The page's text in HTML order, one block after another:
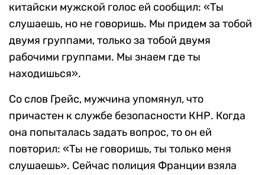
китайски мужской голос ей сообщил: «Ты
слушаешь, но не говоришь. Мы придем за тобой
двумя группами, только за тобой двумя
рабочими группами. Мы знаем где ты
находишься».
Со слов Грейс, мужчина упомянул, что
причастен к службе безопасности КНР. Когда
она попыталась задать вопрос, то он ей
повторил: «Ты не говоришь, ты только меня
слушаешь». Сейчас полиция Франции взяла